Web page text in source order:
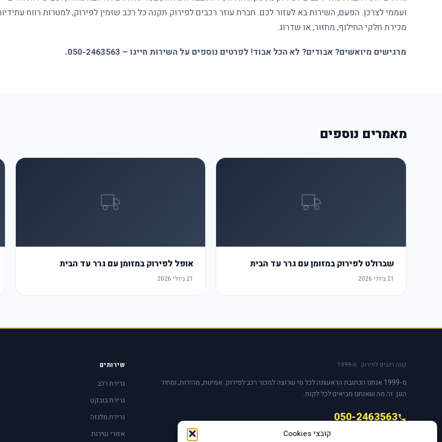
קובצי Cookies
ועממי לצרכן. הפעם, השירות בא לעזור לכם. חברת עוזר רכבים לפירוק תקנה כל רכב שזמין לפירוק, למטרות רווח
מכירת חלקי החילוף, מחזור, או שדרוג.
מרגישים מיואשים? אבודים? לא הכל אבוד! לפרטים נוספים על השירות חייגו – 050-2463563.
מאמרים נוספים
שברולט לפירוק במזומן עם גרר עד הבית
21 ביולי 2026
אופל לפירוק במזומן עם גרר עד הבית
21 ביולי 2026
קונה רכבים לפירוק · מ-1999
מ-1999 אנחנו הכתובת הראשונה לכל מי שרוצה למכור רכב לפירוק. אמינות, מהירות, ומחיר
הוגן. זה מה שאנחנו מביאים לכל לקוח..
050-2463563
שירותים
גרירת רכב
גרירת בובקט
גרירת מלגזה
אזורי שירות